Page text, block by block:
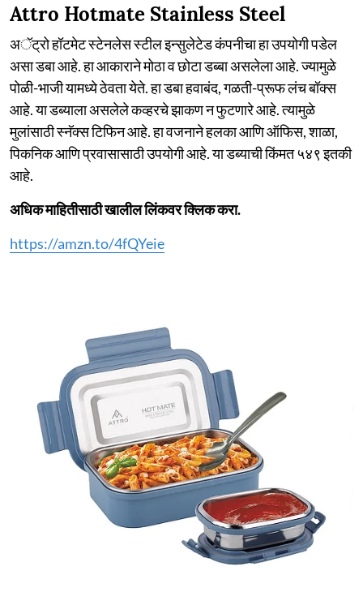
Attro Hotmate Stainless Steel
अॅट्रो हॉटमेट स्टेनलेस स्टील इन्सुलेटेड कंपनीचा हा उपयोगी पडेल
असा डबा आहे. हा आकाराने मोठा व छोटा डब्बा असलेला आहे. ज्यामुळे
पोळी-भाजी यामध्ये ठेवता येते. हा डबा हवाबंद, गळती-प्रूफ लंच बॉक्स
आहे. या डब्याला असलेले कव्हरचे झाकण न फुटणारे आहे. त्यामुळे
मुलांसाठी स्नॅक्स टिफिन आहे. हा वजनाने हलका आणि ऑफिस, शाळा,
पिकनिक आणि प्रवासासाठी उपयोगी आहे. या डब्याची किंमत ५४९ इतकी
आहे.
अधिक माहितीसाठी खालील लिंकवर क्लिक करा.
https://amzn.to/4fQYeie